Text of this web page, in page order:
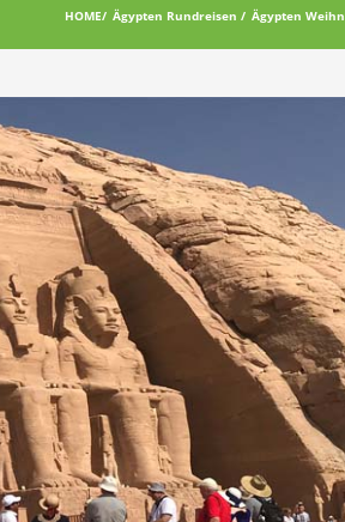
HOME Ägypten Rundreisen Ägypten